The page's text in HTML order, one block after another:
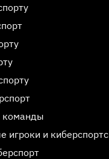
команды
игроки и